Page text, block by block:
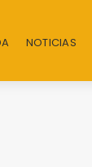
NOTICIAS